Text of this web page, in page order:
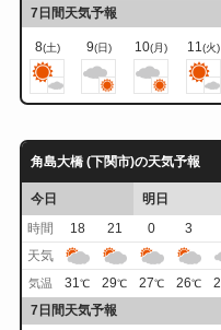
7日間天気予報
8(土) 9(日) 10(月) 11 (火)
角島大橋 (下関市)の天気予報
今日
明日
時間
18 21 0 3
天気
気温 31℃ 29℃ 27℃ 26℃
7日間天気予報